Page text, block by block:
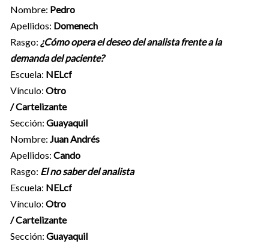
Nombre: Pedro
Apellidos: Domenech
Rasgo: ¿Cómo opera el deseo del analista frente a la
demanda del paciente?
Escuela: NELcf
Vínculo: Otro
/ Cartelizante
Sección: Guayaquil
Nombre: Juan Andrés
Apellidos: Cando
Rasgo: El no saber del analista
Escuela: NELcf
Vínculo: Otro
/ Cartelizante
Sección: Guayaquil